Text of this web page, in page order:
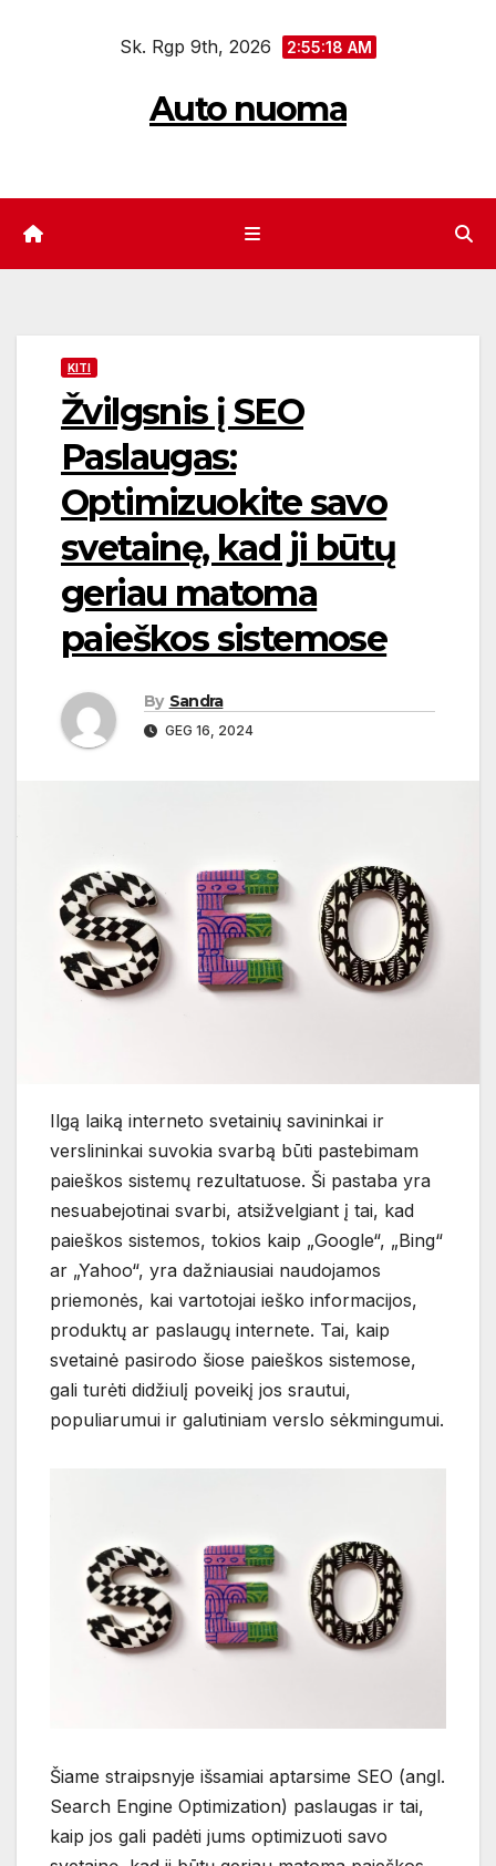
Sk. Rgp 9th, 2026 2:55:19 AM
Auto nuoma
KITI
Žvilgsnis į SEO
Paslaugas:
Optimizuokite savo
svetainę, kad ji būtų
geriau matoma
paieškos sistemose
By Sandra
GEG 16, 2024
Ilgą laiką interneto svetainių savininkai ir
verslininkai suvokia svarbą būti pastebimam
paieškos sistemų rezultatuose. Ši pastaba yra
nesuabejotinai svarbi, atsižvelgiant į tai, kad
paieškos sistemos, tokios kaip „Google“, „Bing“
ar „Yahoo“, yra dažniausiai naudojamos
priemonės, kai vartotojai ieško informacijos,
produktų ar paslaugų internete. Tai, kaip
svetainė pasirodo šiose paieškos sistemose,
gali turėti didžiulį poveikį jos srautui,
populiarumui ir galutiniam verslo sėkmingumui.
Šiame straipsnyje išsamiai aptarsime SEO (angl.
Search Engine Optimization) paslaugas ir tai,
kaip jos gali padėti jums optimizuoti savo